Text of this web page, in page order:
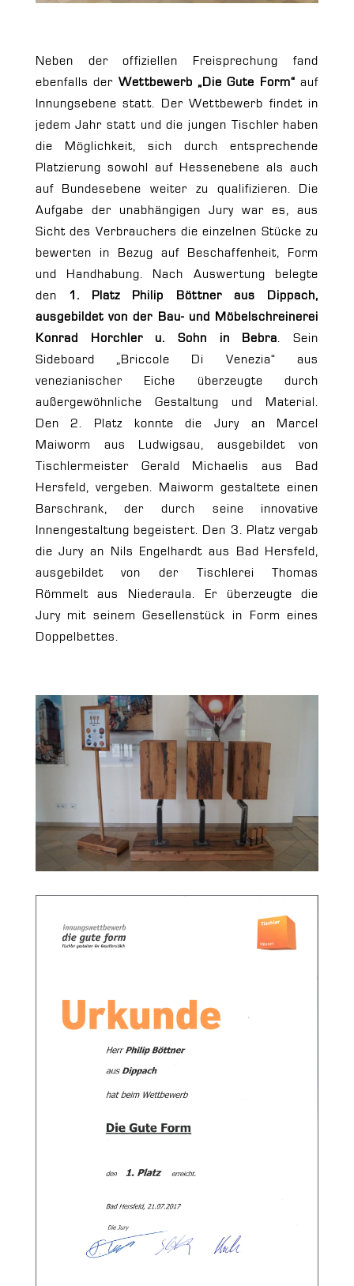
Neben der offiziellen Freisprechung fand
ebenfalls der Wettbewerb „Die Gute Form“ auf
Innungsebene statt. Der Wettbewerb findet in
jedem Jahr statt und die jungen Tischler haben
die Möglichkeit, sich durch entsprechende
Platzierung sowohl auf Hessenebene als auch
auf Bundesebene weiter zu qualifizieren. Die
Aufgabe der unabhängigen Jury war es, aus
Sicht des Verbrauchers die einzelnen Stücke zu
bewerten in Bezug auf Beschaffenheit, Form
und Handhabung. Nach Auswertung belegte
den 1. Platz Philip Böttner aus Dippach,
ausgebildet von der Bau- und Möbelschreinerei
Konrad Horchler u. Sohn in Bebra. Sein
Sideboard „Briccole Di Venezia“ aus
venezianischer Eiche überzeugte durch
außergewöhnliche Gestaltung und Material.
Den 2. Platz konnte die Jury an Marcel
Maiworm aus Ludwigsau, ausgebildet von
Tischlermeister Gerald Michaelis aus Bad
Hersfeld, vergeben. Maiworm gestaltete einen
Barschrank, der durch seine innovative
Innengestaltung begeistert. Den 3. Platz vergab
die Jury an Nils Engelhardt aus Bad Hersfeld,
ausgebildet von der Tischlerei Thomas
Römmelt aus Niederaula. Er überzeugte die
Jury mit seinem Gesellenstück in Form eines
Doppelbettes.